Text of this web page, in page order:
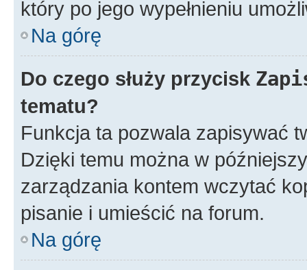
który po jego wypełnieniu
Na górę
Do czego służy przycisk
tematu?
Funkcja ta pozwala zapisywać
Dzięki temu można w
zarządzania kontem wczytać
pisanie i umieścić na forum.
Na górę